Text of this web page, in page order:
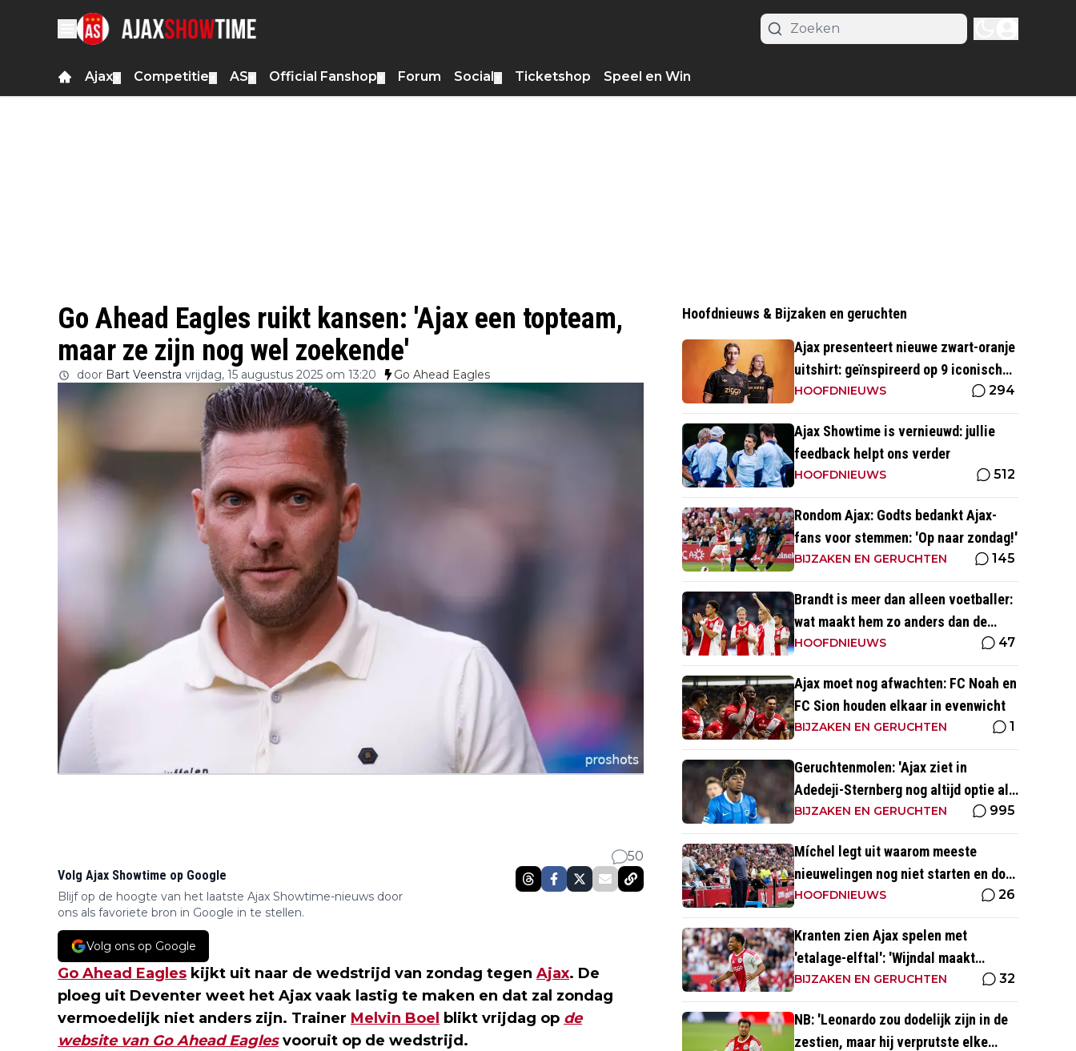
Ajax Competitie AS Official Fanshop Forum Social Ticketshop Speel en Win
Go Ahead Eagles ruikt kansen: 'Ajax een topteam,
maar ze zijn nog wel zoekende'
door Bart Veenstra vrijdag, 15 augustus 2025 om 13:20 Go Ahead Eagles
50
Volg Ajax Showtime op Google
Blijf op de hoogte van het laatste Ajax Showtime-nieuws door
ons als favoriete bron in Google in te stellen.
Volg ons op Google
Go Ahead Eagles kijkt uit naar de wedstrijd van zondag tegen Ajax. De
ploeg uit Deventer weet het Ajax vaak lastig te maken en dat zal zondag
vermoedelijk niet anders zijn. Trainer Melvin Boel blikt vrijdag op de
website van Go Ahead Eaglesvooruit op de wedstrijd.
Hoofdnieuws & Bijzaken en geruchten
Ajax presenteert nieuwe zwart-oranje
uitshirt: geïnspireerd op 9 iconische
momenten uit clubhistorie
HOOFDNIEUWS 294
Ajax Showtime is vernieuwd: jullie
feedback helpt ons verder
HOOFDNIEUWS 512
Rondom Ajax: Godts bedankt Ajax-
fans voor stemmen: 'Op naar zondag!'
BIJZAKEN EN GERUCHTEN 145
Brandt is meer dan alleen voetballer:
wat maakt hem zo anders dan de
'gemiddelde' voetballer?
HOOFDNIEUWS 47
Ajax moet nog afwachten: FC Noah en
FC Sion houden elkaar in evenwicht
BIJZAKEN EN GERUCHTEN 1
Geruchtenmolen: 'Ajax ziet in
Adedeji-Sternberg nog altijd optie als
Godts vertrekt'
BIJZAKEN EN GERUCHTEN 995
Míchel legt uit waarom meeste
nieuwelingen nog niet starten en doet
beroep op Godts
HOOFDNIEUWS 26
Kranten zien Ajax spelen met
'etalage-elftal': 'Wijndal maakt
laatste weken een prima indruk'
BIJZAKEN EN GERUCHTEN 32
NB: 'Leonardo zou dodelijk zijn in de
zestien, maar hij verprutste elke